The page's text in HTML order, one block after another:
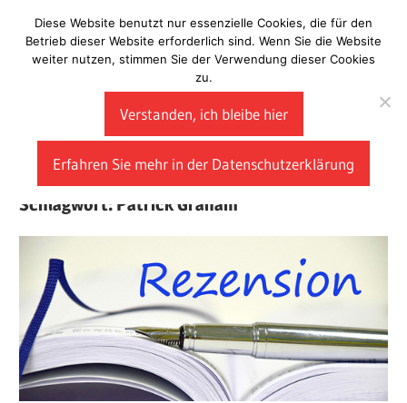
Inhalt
springen
Laberladen
Schlagwort: Patrick Graham
Diese Website benutzt nur essenzielle Cookies, die für den
Betrieb dieser Website erforderlich sind. Wenn Sie die Website
weiter nutzen, stimmen Sie der Verwendung dieser Cookies
zu.
Verstanden, ich bleibe hier
Erfahren Sie mehr in der Datenschutzerklärung